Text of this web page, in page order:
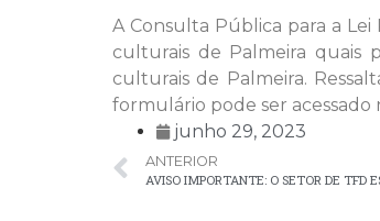
A Consulta Pública para a
culturais de Palmeira quais
culturais de Palmeira.
formulário pode ser
junho 29, 2023
ANTERIOR